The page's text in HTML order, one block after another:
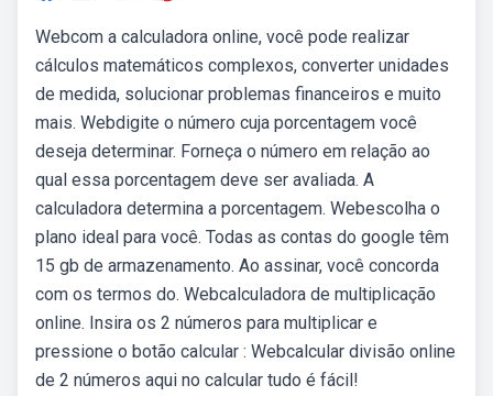
Webcom a calculadora online, você pode realizar
cálculos matemáticos complexos, converter unidades
de medida, solucionar problemas financeiros e muito
mais. Webdigite o número cuja porcentagem você
deseja determinar. Forneça o número em relação ao
qual essa porcentagem deve ser avaliada. A
calculadora determina a porcentagem. Webescolha o
plano ideal para você. Todas as contas do google têm
15 gb de armazenamento. Ao assinar, você concorda
com os termos do. Webcalculadora de multiplicação
online. Insira os 2 números para multiplicar e
pressione o botão calcular : Webcalcular divisão online
de 2 números aqui no calcular tudo é fácil!